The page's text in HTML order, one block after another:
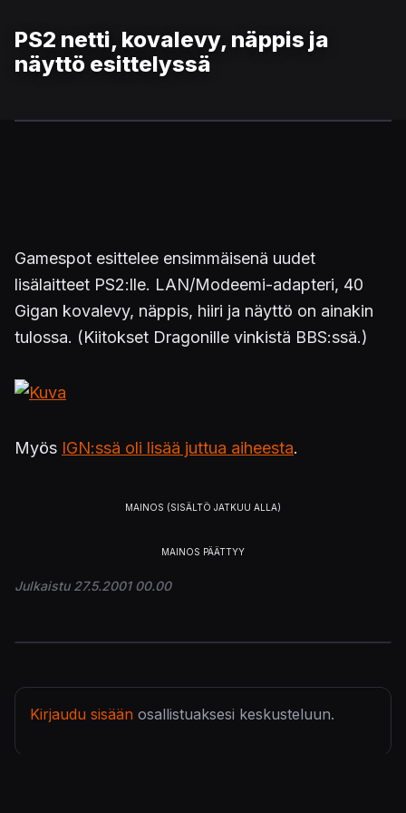
PS2 netti, kovalevy, näppis ja
näyttö esittelyssä
Gamespot esittelee ensimmäisenä uudet
lisälaitteet PS2:lle. LAN/Modeemi-adapteri, 40
Gigan kovalevy, näppis, hiiri ja näyttö on ainakin
tulossa. (Kiitokset Dragonille vinkistä BBS:ssä.)
Myös IGN:ssä oli lisää juttua aiheesta.
Julkaistu 27.5.2001 00.00
Kirjaudu sisään osallistuaksesi keskusteluun.